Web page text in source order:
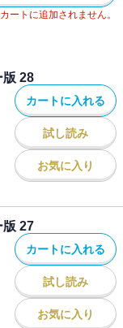
ートに追加されません。
28
カートに入れる
試し読み
お気に入り
27
カートに入れる
試し読み
お気に入り